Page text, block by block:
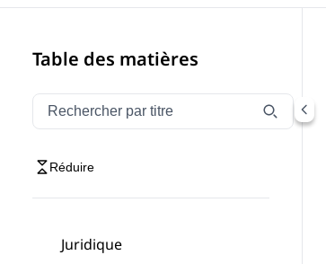
Table des matières
Filtrer la navigation par titre
Saisissez pour filtrer les éléments de
Réduire
Juridique